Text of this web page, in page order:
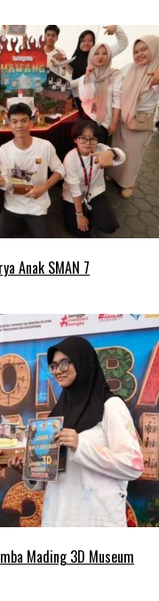
Anak SMAN 7
Mading 3D Museum